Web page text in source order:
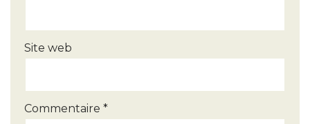
Site web
Commentaire *
e
: